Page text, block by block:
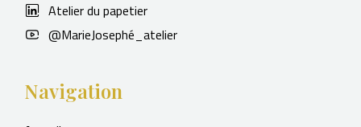
Atelier du papetier
@MarieJosephé_atelier
Navigation